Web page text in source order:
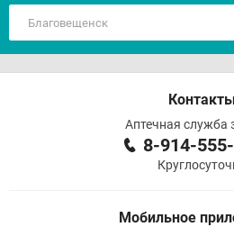
Аптечная служба
8-914-
Мобильное